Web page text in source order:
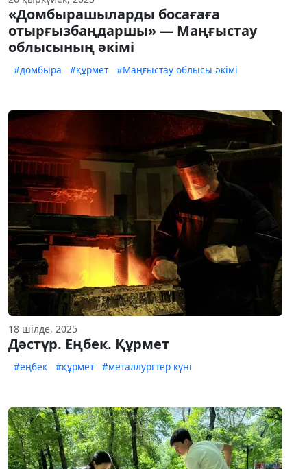
«Домбырашыларды босағаға
отырғызбаңдаршы» — Маңғыстау
облысының әкімі
#домбыра #құрмет #Маңғыстау облысы әкімі
18 шілде, 2025
Дәстүр. Еңбек. Құрмет
#еңбек #құрмет #металлургтер күні